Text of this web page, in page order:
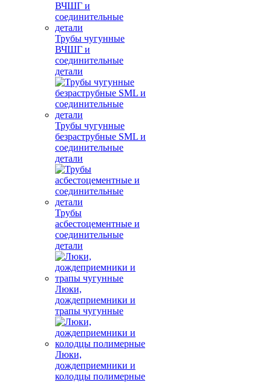
Трубы чугунные
ВЧШГ и
соединительные
детали
Трубы чугунные
безраструбные SML и
соединительные
детали
Трубы
асбестоцементные и
соединительные
детали
Люки,
дождеприемники и
трапы чугунные
Люки,
дождеприемники и
колодцы полимерные